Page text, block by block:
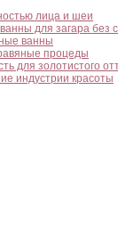
лица и шеи
для загара без
ванны
процеды
для золотистого
индустрии красоты